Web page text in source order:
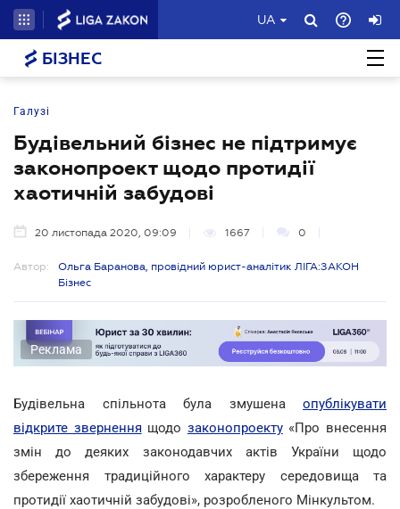
UA
БІЗНЕС
Галузі
Будівельний бізнес не підтримує
законопроект щодо протидії
хаотичній забудові
20 листопада 2020, 09:09 1667 0
Автор:
Ольга Баранова, провідний юрист-аналітик ЛІГА:ЗАКОН
Бізнес
Реклама
Будівельна спільнота була змушена опублікувати
відкрите звернення щодо законопроекту«Про внесення
змін до деяких законодавчих актів України щодо
збереження традиційного характеру середовища та
протидії хаотичній забудові», розробленого Мінкультом.